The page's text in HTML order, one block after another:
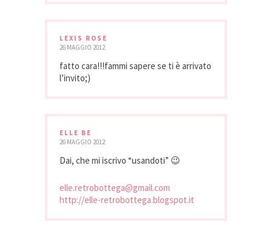
LEXIS ROSE
26 MAGGIO 2012
fatto cara!!!fammi sapere se ti è arrivato
l’invito;)
ELLE BE
26 MAGGIO 2012
Dai, che mi iscrivo “usandoti” 😉
elle.retrobottega@gmail.com
http://elle-retrobottega.blogspot.it